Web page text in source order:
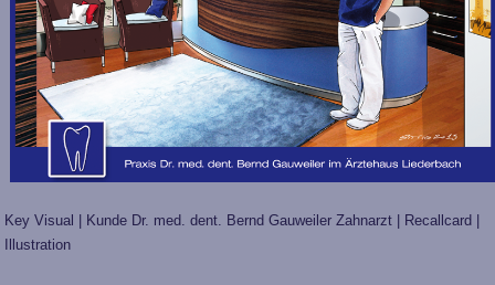
Key Visual | Kunde Dr. med. dent. Bernd Gauweiler Zahnarzt | Recallcard |
Illustration